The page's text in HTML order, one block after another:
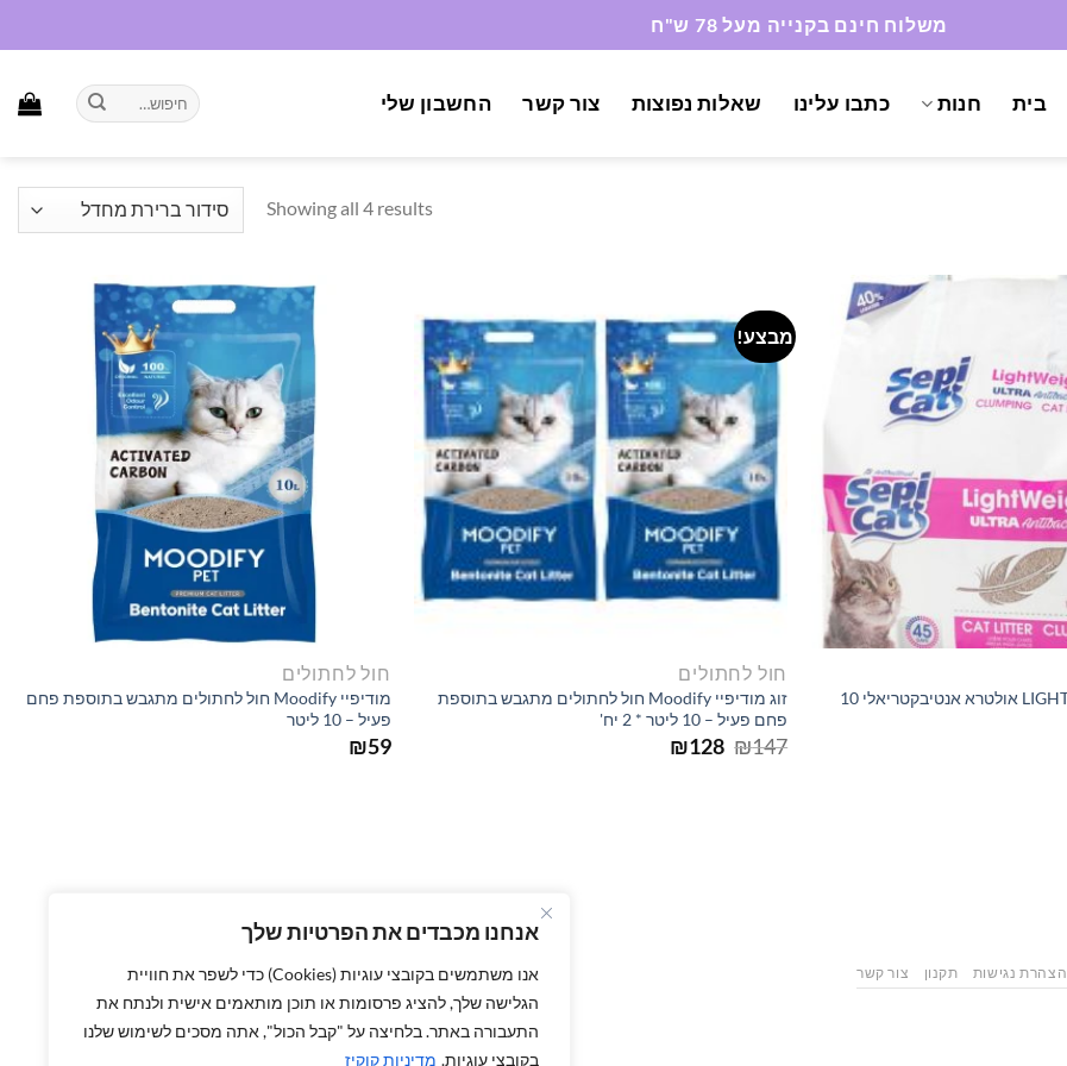
אנחנו מכבדים את הפרטיות שלך
אנו משתמשים בקובצי עוגיות (Cookies) כדי לשפר את חוויית
הגלישה שלך, להציג פרסומות או תוכן מותאמים אישית ולנתח את
התעבורה באתר. בלחיצה על "קבל הכול", אתה מסכים לשימוש שלנו
בקובצי עוגיות. מדיניות קוקיז
משלוח חינם בקנייה מעל 78 ש"ח
בית חנות כתבו עלינו שאלות נפוצות צור קשר החשבון שלי
חיפוש
עבור:
Showing all 4 results
ספיקט LIGHTWEIGHT אולטרא אנטיבקטריאלי 10
מבצע!
חול לחתולים
זוג מודיפיי Moodify חול לחתולים מתגבש בתוספת
פחם פעיל – 10 ליטר * 2 יח'
₪147
המחיר
₪128
חול לחתולים
מודיפיי Moodify חול לחתולים מתגבש בתוספת פחם
פעיל – 10 ליטר
₪59
הצהרת נגישות תקנון צור קשר